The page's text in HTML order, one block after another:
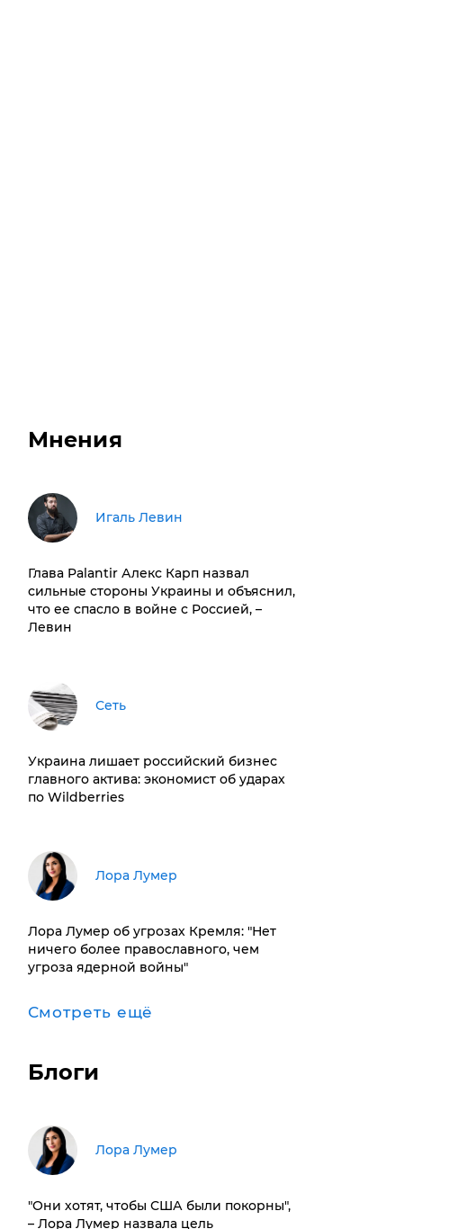
Мнения
Игаль Левин
Глава Palantir Алекс Карп назвал
сильные стороны Украины и объяснил,
что ее спасло в войне с Россией, –
Левин
Сеть
​Украина лишает российский бизнес
главного актива: экономист об ударах
по Wildberries
​Лора Лумер
Лора Лумер об угрозах Кремля: "Нет
ничего более православного, чем
угроза ядерной войны"
Смотреть ещё
Блоги
​Лора Лумер
"Они хотят, чтобы США были покорны",
– Лора Лумер назвала цель